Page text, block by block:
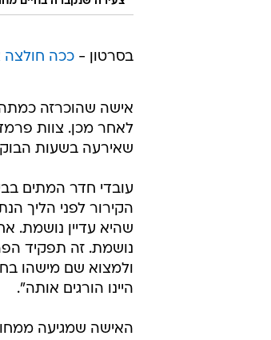
בסרטון - ככה חולצה
אישה שהוכרזה
לאחר מכן. צוות
שאירעה בשעות הבוקר המוקדמות ב-24 ביוני
עובדי חדר המתים
הקירור לפני הליך
שהיא עדיין נושמת.
נושמת. זה תפקיד
ולמצוא שם מישהו
היינו הורגים אותה".
האישה שמגיעה